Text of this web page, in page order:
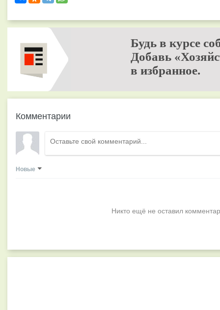
Будь в курсе
Добавь
в избранное.
Комментарии
Новые
Никто ещё не оставил